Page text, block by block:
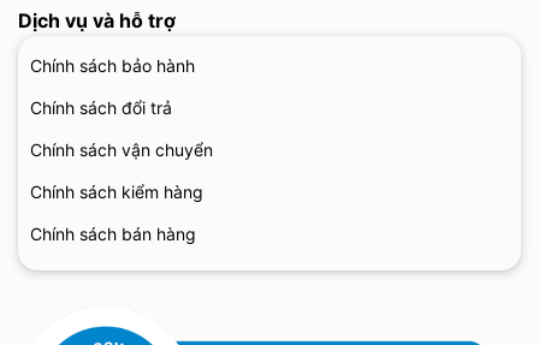
Dịch vụ và hỗ trợ
Chính sách bảo hành
Chính sách đổi trả
Chính sách vận chuyển
Chính sách kiểm hàng
Chính sách bán hàng